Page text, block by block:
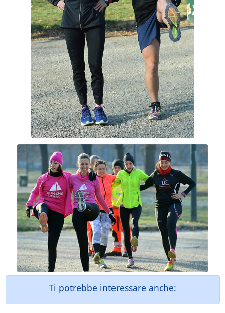
Ti potrebbe interessare anche: